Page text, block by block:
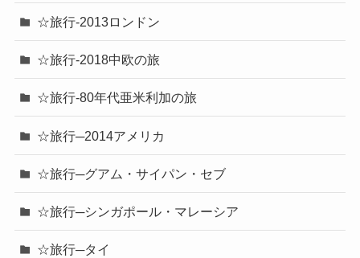
☆旅行-2013ロンドン
☆旅行-2018中欧の旅
☆旅行-80年代亜米利加の旅
☆旅行─2014アメリカ
☆旅行─グアム・サイパン・セブ
☆旅行─シンガポール・マレーシア
☆旅行─タイ